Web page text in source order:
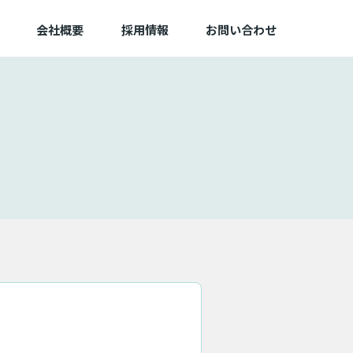
会社概要 採用情報 お問い合わせ